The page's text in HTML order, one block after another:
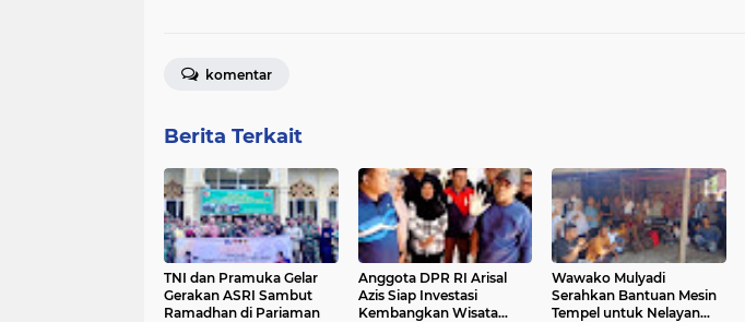
komentar
Berita Terkait
TNI dan Pramuka Gelar
Gerakan ASRI Sambut
Ramadhan di Pariaman
Anggota DPR RI Arisal
Azis Siap Investasi
Kembangkan Wisata
Wawako Mulyadi
Serahkan Bantuan Mesin
Tempel untuk Nelayan